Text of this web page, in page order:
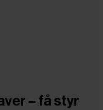
– få styr